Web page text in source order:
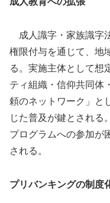
成人識字・家族識字
権限付与を通じて、地
る。実施主体として想
ティ組織・信仰共同体
頼のネットワーク」と
じた普及が鍵とされる
プログラムへの参加が
される。
プリバンキングの制度